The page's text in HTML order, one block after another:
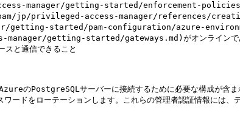
manager/getting-started/enforcement-policies.md)
jp/privileged-access-manager/references/
started/pam-configuration/azure-environment-
getting-started/gateways.md)がオンラインで
と通信できること
のPostgreSQLサーバーに接続するために必要な構成が
ードをローテーションします。これらの管理者認証情報には